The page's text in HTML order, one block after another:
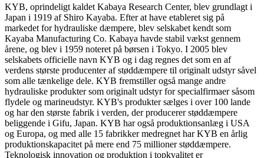
KYB, oprindeligt kaldet Kabaya Research Center, blev grundlagt i
Japan i 1919 af Shiro Kayaba. Efter at have etableret sig på
markedet for hydrauliske dæmpere, blev selskabet kendt som
Kayaba Manufacturing Co. Kabaya havde stabil vækst gennem
årene, og blev i 1959 noteret på børsen i Tokyo. I 2005 blev
selskabets officielle navn KYB og i dag regnes det som en af
verdens største producenter af støddæmpere til originalt udstyr såvel
som alle tænkelige dele. KYB fremstiller også mange andre
hydrauliske produkter som originalt udstyr for specialfirmaer såsom
flydele og marineudstyr. KYB's produkter sælges i over 100 lande
og har den største fabrik i verden, der producerer støddæmpere
beliggende i Gifu, Japan. KYB har også produktionsanlæg i USA
og Europa, og med alle 15 fabrikker medregnet har KYB en årlig
produktionskapacitet på mere end 75 millioner støddæmpere.
Teknologisk innovation og produktion i topkvalitet er